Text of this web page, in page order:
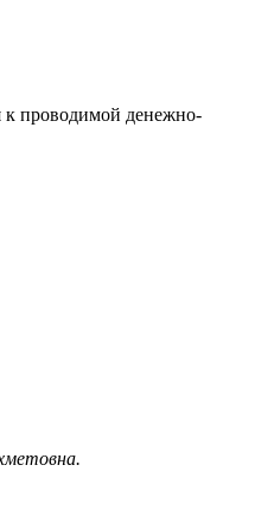
к проводимой денежно-